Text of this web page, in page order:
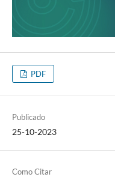
PDF
Publicado
25-10-2023
Como Citar